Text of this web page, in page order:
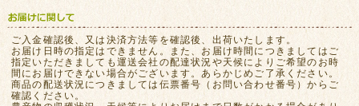
ご入金確認後、又は決済方法等を確認後、出荷いたします。
お届け日時の指定はできません。また、お届け時間につきましてはご
指定いただきましても運送会社の配達状況や天候によりご希望のお時
間にお届けできない場合がございます。あらかじめご了承ください。
商品の配送状況につきましては伝票番号（お問い合わせ番号）からご
確認ください。